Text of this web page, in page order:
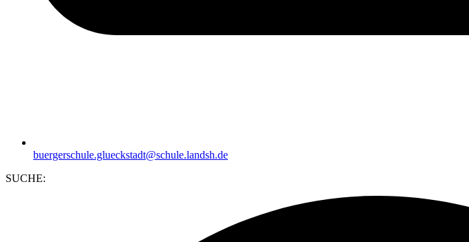
buergerschule.glueckstadt@schule.landsh.de
SUCHE: